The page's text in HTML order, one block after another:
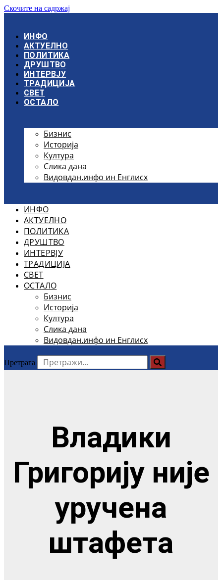
Скочите на садржај
ИНФО
АКТУЕЛНО
ПОЛИТИКА
ДРУШТВО
ИНТЕРВЈУ
ТРАДИЦИЈА
СВЕТ
ОСТАЛО
Бизнис
Историја
Култура
Слика дана
Видовдан.инфо ин Енглисх
ИНФО
АКТУЕЛНО
ПОЛИТИКА
ДРУШТВО
ИНТЕРВЈУ
ТРАДИЦИЈА
СВЕТ
ОСТАЛО
Бизнис
Историја
Култура
Слика дана
Видовдан.инфо ин Енглисх
Претрага
Владики
Григорију није
уручена
штафета